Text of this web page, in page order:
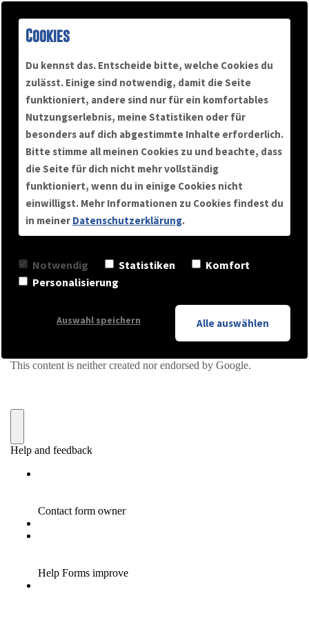
Deine Antworten
erhellen unsere Welt
Cookies
Du kennst das. Entscheide bitte, welche Cookies du
zulässt. Einige sind notwendig, damit die Seite
funktioniert, andere sind nur für ein komfortables
Nutzungserlebnis, meine Statistiken oder für
besonders auf dich abgestimmte Inhalte erforderlich.
Bitte stimme all meinen Cookies zu und beachte, dass
die Seite für dich nicht mehr vollständig
funktioniert, wenn du in einige Cookies nicht
einwilligst. Mehr Informationen zu Cookies findest du
in meiner Datenschutzerklärung.
Notwendig Statistiken
Komfort
Personalisierung
Auswahl speichern Alle auswählen